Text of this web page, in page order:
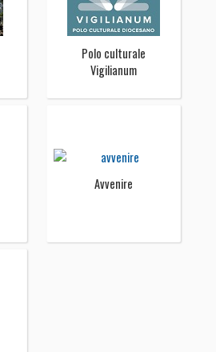
Polo culturale
Vigilianum
Avvenire